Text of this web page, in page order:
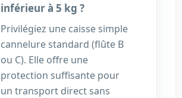
inférieur à 5 kg ?
Privilégiez une caisse simple
cannelure standard (flûte B
ou C). Elle offre une
protection suffisante pour
un transport direct sans